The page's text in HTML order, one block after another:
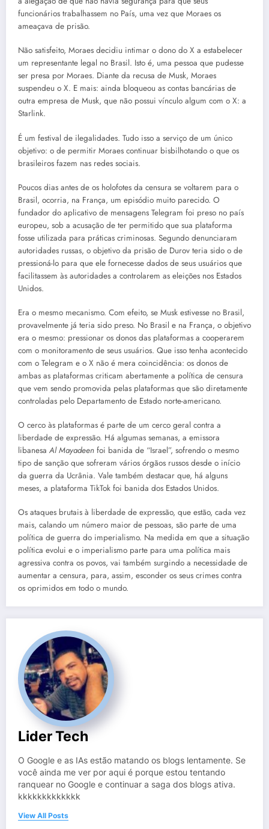
funcionários trabalhassem no País, uma vez que Moraes os
ameaçava de prisão.
Não satisfeito, Moraes decidiu intimar o dono do X a estabelecer
um representante legal no Brasil. Isto é, uma pessoa que pudesse
ser presa por Moraes. Diante da recusa de Musk, Moraes
suspendeu o X. E mais: ainda bloqueou as contas bancárias de
outra empresa de Musk, que não possui vínculo algum com o X: a
Starlink.
É um festival de ilegalidades. Tudo isso a serviço de um único
objetivo: o de permitir Moraes continuar bisbilhotando o que os
brasileiros fazem nas redes sociais.
Poucos dias antes de os holofotes da censura se voltarem para o
Brasil, ocorria, na França, um episódio muito parecido. O
fundador do aplicativo de mensagens Telegram foi preso no país
europeu, sob a acusação de ter permitido que sua plataforma
fosse utilizada para práticas criminosas. Segundo denunciaram
autoridades russas, o objetivo da prisão de Durov teria sido o de
pressioná-lo para que ele fornecesse dados de seus usuários que
facilitassem às autoridades a controlarem as eleições nos Estados
Unidos.
Era o mesmo mecanismo. Com efeito, se Musk estivesse no Brasil,
provavelmente já teria sido preso. No Brasil e na França, o objetivo
era o mesmo: pressionar os donos das plataformas a cooperarem
com o monitoramento de seus usuários. Que isso tenha acontecido
com o Telegram e o X não é mera coincidência: os donos de
ambas as plataformas criticam abertamente a política de censura
que vem sendo promovida pelas plataformas que são diretamente
controladas pelo Departamento de Estado norte-americano.
O cerco às plataformas é parte de um cerco geral contra a
liberdade de expressão. Há algumas semanas, a emissora
libanesa Al Mayadeen foi banida de “Israel”, sofrendo o mesmo
tipo de sanção que sofreram vários órgãos russos desde o início
da guerra da Ucrânia. Vale também destacar que, há alguns
meses, a plataforma TikTok foi banida dos Estados Unidos.
Os ataques brutais à liberdade de expressão, que estão, cada vez
mais, calando um número maior de pessoas, são parte de uma
política de guerra do imperialismo. Na medida em que a situação
política evolui e o imperialismo parte para uma política mais
agressiva contra os povos, vai também surgindo a necessidade de
aumentar a censura, para, assim, esconder os seus crimes contra
os oprimidos em todo o mundo.
Lider Tech
O Google e as IAs estão matando os blogs lentamente. Se
você ainda me ver por aqui é porque estou tentando
ranquear no Google e continuar a saga dos blogs ativa.
kkkkkkkkkkkkk
View All Posts